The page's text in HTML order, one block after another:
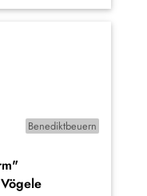
Benediktbeuern